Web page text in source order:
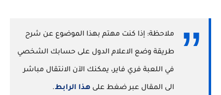
ملاحظة: إذا كنت مهتم بهذا الموضوع عن شرح
طريقة وضع الاعلام الدول على حسابك الشخصي
في اللعبة فري فاير، يمكنك الآن الانتقال مباشر
الى المقال عبر ضغط على هذا الرابط.